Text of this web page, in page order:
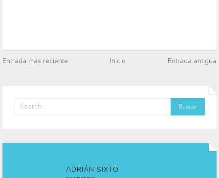
Entrada más reciente Inicio Entrada antigua
ADRIÁN SIXTO